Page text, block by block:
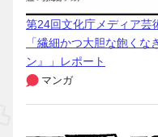
第24回文化庁メディア芸
「繊細かつ大胆な飽く
ン』」レポート
マンガ